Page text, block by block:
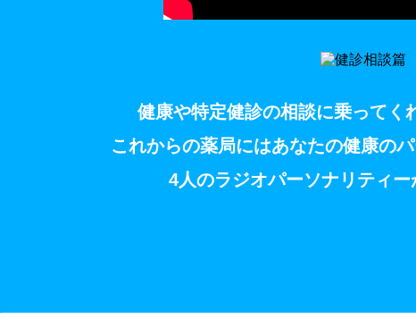
健康や特定健診の相談に乗ってく
これからの薬局にはあなたの健康の
4人のラジオパーソナリティー